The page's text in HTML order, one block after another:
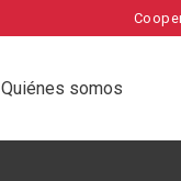
Quiénes somos